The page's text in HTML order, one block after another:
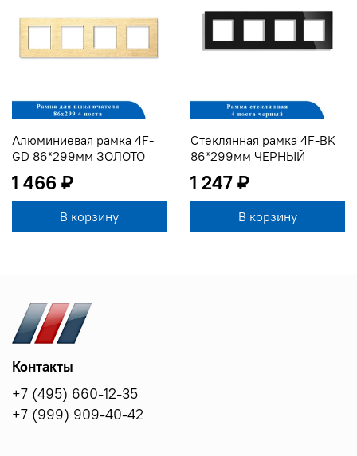
Алюминиевая рамка 4F-
GD 86*299мм ЗОЛОТО
1 466 ₽
В корзину
Стеклянная рамка 4F-BK
86*299мм ЧЕРНЫЙ
1 247 ₽
В корзину
Контакты
+7 (495) 660-12-35
+7 (999) 909-40-42